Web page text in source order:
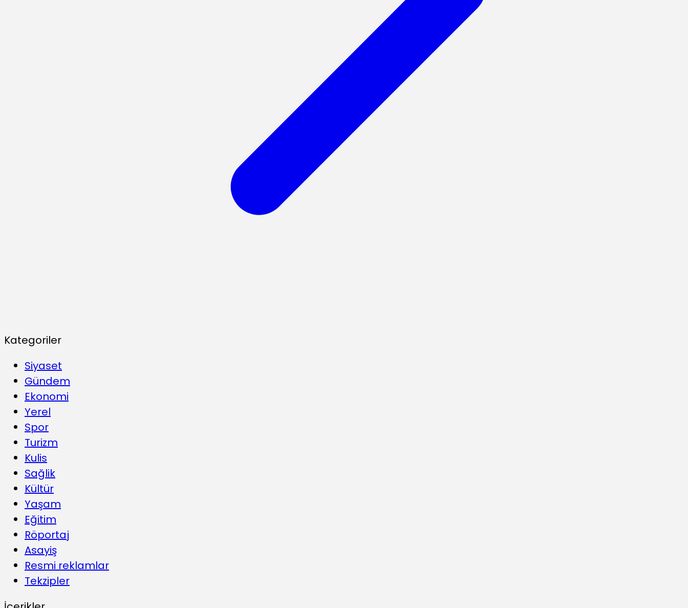
Kategoriler
Siyaset
Gündem
Ekonomi
Yerel
Spor
Turizm
Kulis
Sağlik
Kültür
Yaşam
Eğitim
Röportaj
Asayiş
Resmi reklamlar
Tekzipler